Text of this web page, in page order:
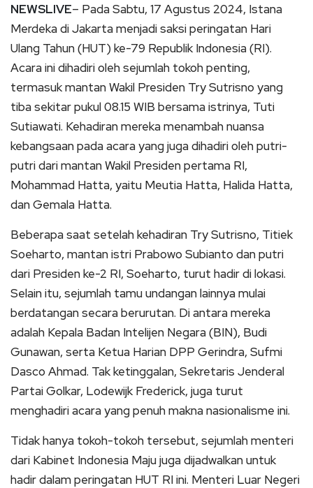
NEWSLIVE– Pada Sabtu, 17 Agustus 2024, Istana
Merdeka di Jakarta menjadi saksi peringatan Hari
Ulang Tahun (HUT) ke-79 Republik Indonesia (RI).
Acara ini dihadiri oleh sejumlah tokoh penting,
termasuk mantan Wakil Presiden Try Sutrisno yang
tiba sekitar pukul 08.15 WIB bersama istrinya, Tuti
Sutiawati. Kehadiran mereka menambah nuansa
kebangsaan pada acara yang juga dihadiri oleh putri-
putri dari mantan Wakil Presiden pertama RI,
Mohammad Hatta, yaitu Meutia Hatta, Halida Hatta,
dan Gemala Hatta.
Beberapa saat setelah kehadiran Try Sutrisno, Titiek
Soeharto, mantan istri Prabowo Subianto dan putri
dari Presiden ke-2 RI, Soeharto, turut hadir di lokasi.
Selain itu, sejumlah tamu undangan lainnya mulai
berdatangan secara berurutan. Di antara mereka
adalah Kepala Badan Intelijen Negara (BIN), Budi
Gunawan, serta Ketua Harian DPP Gerindra, Sufmi
Dasco Ahmad. Tak ketinggalan, Sekretaris Jenderal
Partai Golkar, Lodewijk Frederick, juga turut
menghadiri acara yang penuh makna nasionalisme ini.
Tidak hanya tokoh-tokoh tersebut, sejumlah menteri
dari Kabinet Indonesia Maju juga dijadwalkan untuk
hadir dalam peringatan HUT RI ini. Menteri Luar Negeri